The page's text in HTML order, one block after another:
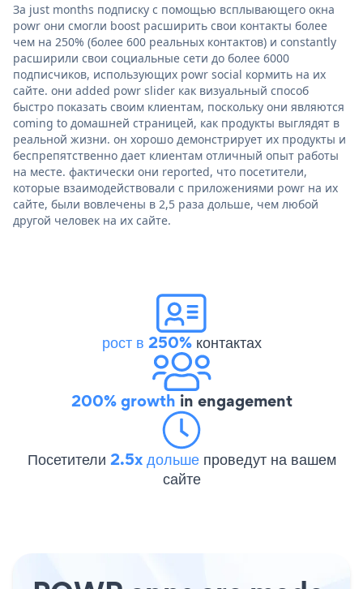
За just months подписку с помощью всплывающего окна
powr они смогли boost расширить свои контакты более
чем на 250% (более 600 реальных контактов) и constantly
расширили свои социальные сети до более 6000
подписчиков, использующих powr social кормить на их
сайте. они added powr slider как визуальный способ
быстро показать своим клиентам, поскольку они являются
coming to домашней страницей, как продукты выглядят в
реальной жизни. он хорошо демонстрирует их продукты и
беспрепятственно дает клиентам отличный опыт работы
на месте. фактически они reported, что посетители,
которые взаимодействовали с приложениями powr на их
сайте, были вовлечены в 2,5 раза дольше, чем любой
другой человек на их сайте.
рост в 250%контактах
200% growth in engagement
Посетители 2.5x дольше проведут на вашем
сайте